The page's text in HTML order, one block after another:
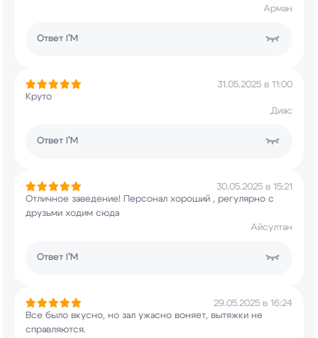
Арман
Ответ I’M
31.05.2025 в 11:00
Круто
Диас
Ответ I’M
30.05.2025 в 15:21
Отличное заведение! Персонал хороший , регулярно с
друзьми ходим сюда
Айсултан
Ответ I’M
29.05.2025 в 16:24
Все было вкусно, но зал ужасно воняет, вытяжки не
справляются.